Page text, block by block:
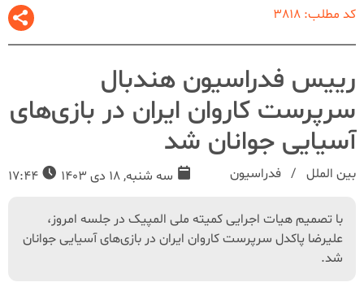
کد مطلب: 3818
رییس فدراسیون هندبال
سرپرست کاروان ایران در بازی‌های
آسیایی جوانان شد
بین الملل فدراسیون سه شنبه, 18 دی 1403
با تصمیم هیات اجرایی کمیته ملی المپیک در جلسه امروز،
علیرضا پاکدل سرپرست کاروان ایران در بازی‌های آسیایی جوانان
شد.